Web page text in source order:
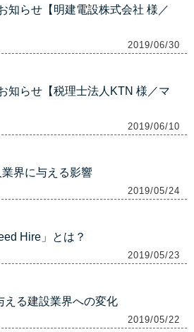
知らせ【明建電設株式会社 様／
2019/06/30
知らせ【税理士法人KTN 様／マ
2019/06/10
界に与える影響
2019/05/24
Hire」とは？
2019/05/23
える建設業界への変化
2019/05/22